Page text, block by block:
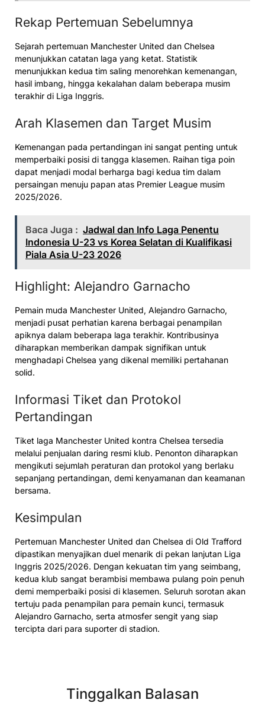
Rekap Pertemuan Sebelumnya
Sejarah pertemuan Manchester United dan Chelsea
menunjukkan catatan laga yang ketat. Statistik
menunjukkan kedua tim saling menorehkan kemenangan,
hasil imbang, hingga kekalahan dalam beberapa musim
terakhir di Liga Inggris.
Arah Klasemen dan Target Musim
Kemenangan pada pertandingan ini sangat penting untuk
memperbaiki posisi di tangga klasemen. Raihan tiga poin
dapat menjadi modal berharga bagi kedua tim dalam
persaingan menuju papan atas Premier League musim
2025/2026.
Baca Juga : Jadwal dan Info Laga Penentu
Indonesia U-23 vs Korea Selatan di Kualifikasi
Piala Asia U-23 2026
Highlight: Alejandro Garnacho
Pemain muda Manchester United, Alejandro Garnacho,
menjadi pusat perhatian karena berbagai penampilan
apiknya dalam beberapa laga terakhir. Kontribusinya
diharapkan memberikan dampak signifikan untuk
menghadapi Chelsea yang dikenal memiliki pertahanan
solid.
Informasi Tiket dan Protokol
Pertandingan
Tiket laga Manchester United kontra Chelsea tersedia
melalui penjualan daring resmi klub. Penonton diharapkan
mengikuti sejumlah peraturan dan protokol yang berlaku
sepanjang pertandingan, demi kenyamanan dan keamanan
bersama.
Kesimpulan
Pertemuan Manchester United dan Chelsea di Old Trafford
dipastikan menyajikan duel menarik di pekan lanjutan Liga
Inggris 2025/2026. Dengan kekuatan tim yang seimbang,
kedua klub sangat berambisi membawa pulang poin penuh
demi memperbaiki posisi di klasemen. Seluruh sorotan akan
tertuju pada penampilan para pemain kunci, termasuk
Alejandro Garnacho, serta atmosfer sengit yang siap
tercipta dari para suporter di stadion.
Tinggalkan Balasan